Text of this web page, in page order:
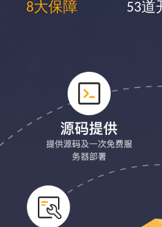
8大保障 53道